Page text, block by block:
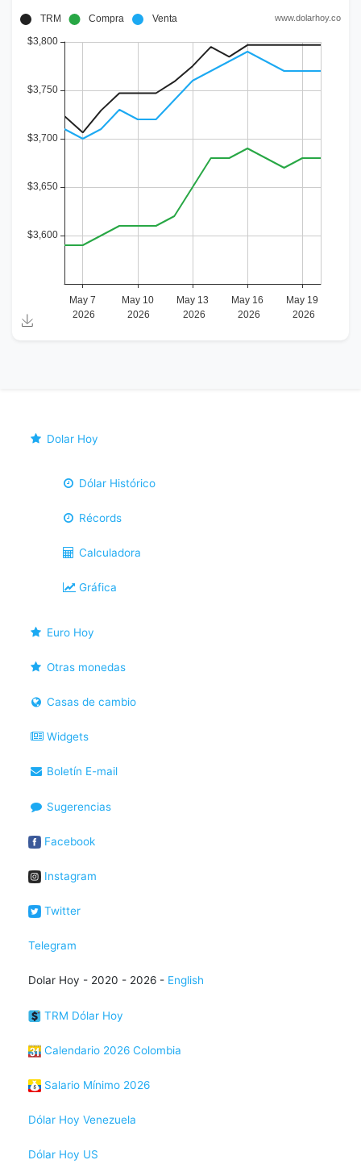
Dolar Hoy
Dólar Histórico
Récords
Calculadora
Gráfica
Euro Hoy
Otras monedas
Casas de cambio
Widgets
Boletín E-mail
Sugerencias
Facebook
Instagram
Twitter
Telegram
Dolar Hoy - 2020 - 2026 - English
TRM Dólar Hoy
Calendario 2026 Colombia
Salario Mínimo 2026
Dólar Hoy Venezuela
Dólar Hoy US